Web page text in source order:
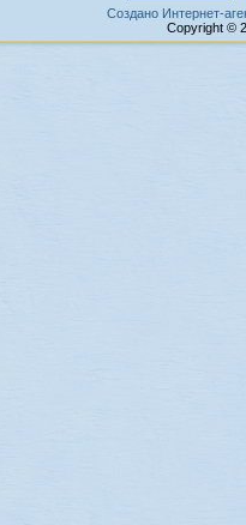
Создано Интернет-
Copyright ©